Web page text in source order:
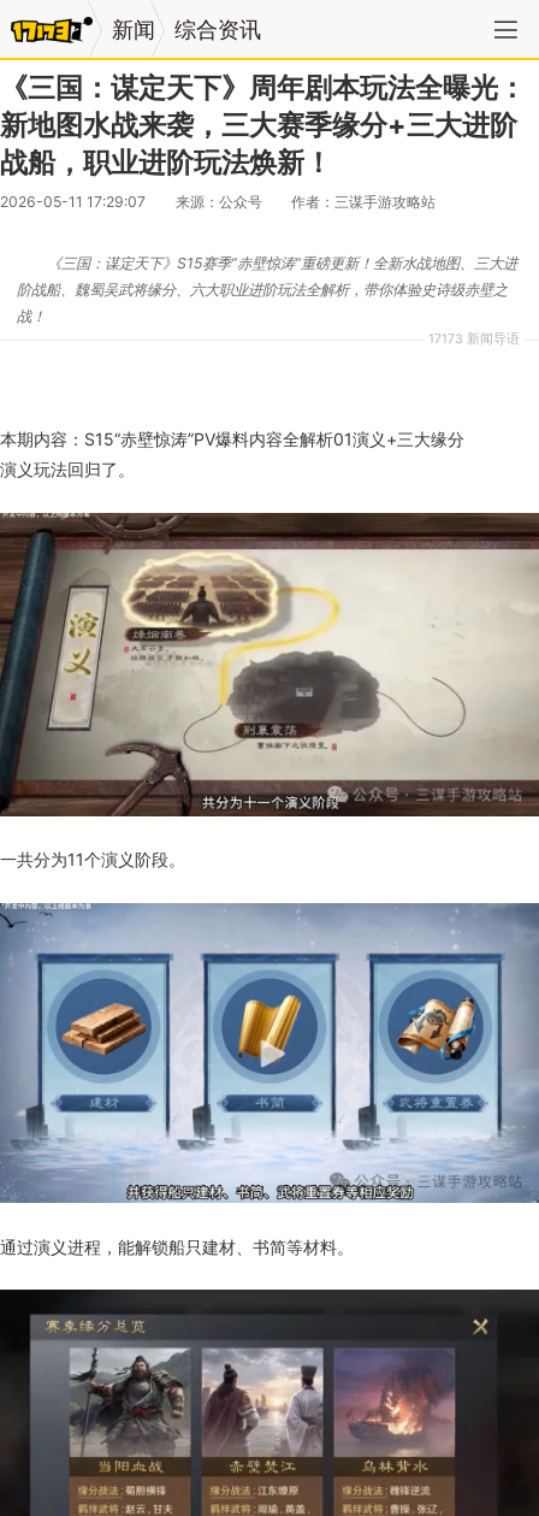
新闻 综合资讯
《三国：谋定天下》周年剧本玩法全曝光：
新地图水战来袭，三大赛季缘分+三大进阶
战船，职业进阶玩法焕新！
2026-05-11 17:29:07 来源：公众号 作者：三谋手游攻略站
17173 新闻导语
《三国：谋定天下》S15赛季“赤壁惊涛”重磅更新！全新水战地图、三大进
阶战船、魏蜀吴武将缘分、六大职业进阶玩法全解析，带你体验史诗级赤壁之
战！
本期内容：S15“赤壁惊涛”PV爆料内容全解析01演义+三大缘分
演义玩法回归了。
一共分为11个演义阶段。
通过演义进程，能解锁船只建材、书简等材料。